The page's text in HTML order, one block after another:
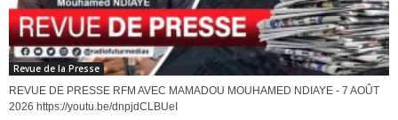
Revue de la Presse
REVUE DE PRESSE RFM AVEC MAMADOU MOUHAMED NDIAYE - 7 AOÛT
2026 https://youtu.be/dnpjdCLBUeI